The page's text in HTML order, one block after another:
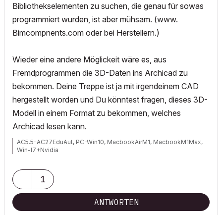
Bibliothekselementen zu suchen, die genau für sowas
programmiert wurden, ist aber mühsam. (www.
Bimcompnents.com oder bei Herstellern.)
Wieder eine andere Möglickeit wäre es, aus
Fremdprogrammen die 3D-Daten ins Archicad zu
bekommen. Deine Treppe ist ja mit irgendeinem CAD
hergestellt worden und Du könntest fragen, dieses 3D-
Modell in einem Format zu bekommen, welches
Archicad lesen kann.
AC5.5-AC27EduAut, PC-Win10, MacbookAirM1, MacbookM1Max,
Win-I7+Nvidia
1
ANTWORTEN